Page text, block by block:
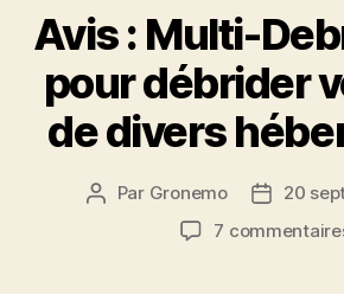
Avis : Multi-
pour débrider
de divers
Auteur
Par Gronemo
Date
20
7